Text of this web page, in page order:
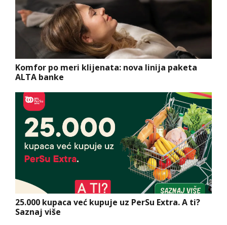
Komfor po meri klijenata: nova linija paketa
ALTA banke
25.000 kupaca već kupuje uz PerSu Extra. A ti?
Saznaj više